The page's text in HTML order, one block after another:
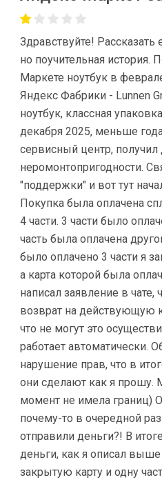
Здравствуйте! Рассказать
но поучительная история.
Маркете ноутбук в
Яндекс Фабрики - Lunnen
ноутбук, классная
декабря 2025, меньше
сервисный центр, получил
неромонтопригодности.
"поддержки" и вот тут
Покупка была оплачена
4 части. 3 части было
часть была оплачена
было оплачено 3 части я
а карта которой была
написал заявление в
возврат на действующую
что не могут это
работает автоматически.
нарушение прав, что в
они сделают как я прошу.
момент не имела границ)
почему-то в очередной
отправили деньги?! В
деньги, как я описал выше
закрытую карту и одну